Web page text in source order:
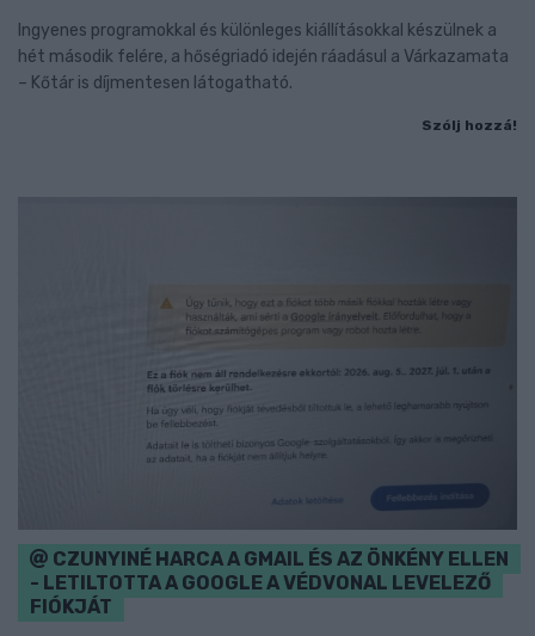
Ingyenes programokkal és különleges kiállításokkal készülnek a
hét második felére, a hőségriadó idején ráadásul a Várkazamata
– Kőtár is díjmentesen látogatható.
Szólj hozzá!
CZUNYINÉ HARCA A GMAIL ÉS AZ ÖNKÉNY ELLEN
- LETILTOTTA A GOOGLE A VÉDVONAL LEVELEZŐ
FIÓKJÁT